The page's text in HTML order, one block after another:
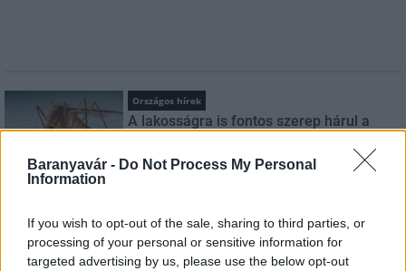
Baranyavár - Do Not Process My Personal
Information
If you wish to opt-out of the sale, sharing to third parties, or
processing of your personal or sensitive information for
targeted advertising by us, please use the below opt-out
Országos hírek
A lakosságra is fontos szerep hárul a
szúnyoginvázió elkerülésében
Itt az ÉVOSZ megoldása a hőhullámok és
az energiakrízis kezelésére